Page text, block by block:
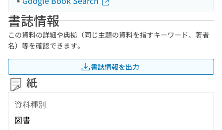
書誌情報
この資料の詳細や典拠（同じ主題の資料を指すキーワード、著者
名）等を確認できます。
書誌情報を出力
紙
資料種別
図書